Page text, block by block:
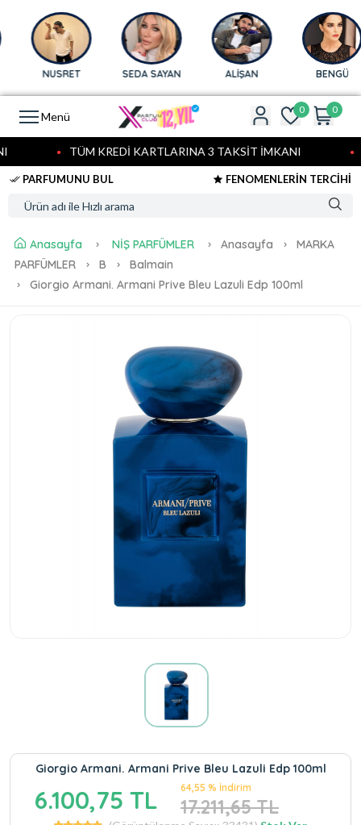
NUSRET SEDA SAYAN ALİŞAN BENGÜ
Menü 0 0
TÜM KREDİ KARTLARINA 3 TAKSİT İMKANI
PARFUMUNU BUL FENOMENLERİN TERCİHİ
Anasayfa NİŞ PARFÜMLER Anasayfa
MARKA
PARFÜMLER
B
Balmain
Giorgio Armani. Armani Prive Bleu Lazuli Edp 100ml
Giorgio Armani. Armani Prive Bleu Lazuli Edp 100ml
6.100,75 TL 64,55 % İndirim
17.211,65 TL